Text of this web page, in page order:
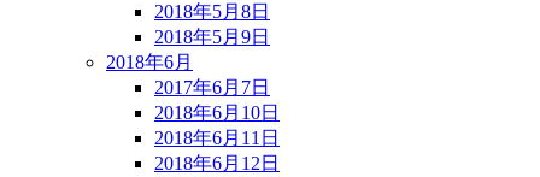
2018年5月8日
2018年5月9日
2018年6月
2017年6月7日
2018年6月10日
2018年6月11日
2018年6月12日